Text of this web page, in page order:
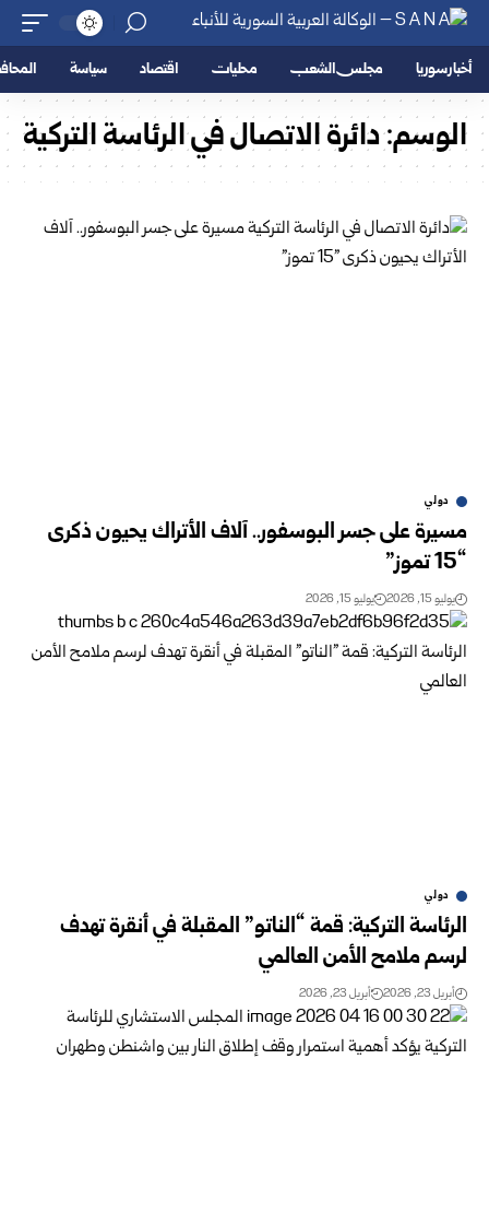
أخبار سوريا مجلس الشعب محليات اقتصاد سياسة
الوسم:دائرة الاتصال في الرئاسة التركية
دولي
مسيرة على جسر البوسفور.. آلاف الأتراك يحيون ذكرى
“15 تموز”
يوليو 15, 2026 يوليو 15, 2026
دولي
الرئاسة التركية: قمة “الناتو” المقبلة في أنقرة تهدف
لرسم ملامح الأمن العالمي
أبريل 23, 2026 أبريل 23, 2026